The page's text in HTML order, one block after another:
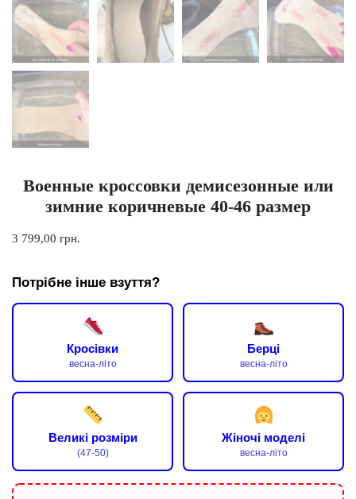
Военные кроссовки демисезонные или
зимние коричневые 40-46 размер
3 799,00 грн.
Потрібне інше взуття?
Кросівки
весна-літо
Берці
весна-літо
Великі розміри
(47-50)
Жіночі моделі
весна-літо